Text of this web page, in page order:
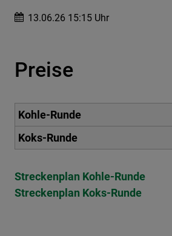
13.06.26 15:15 Uhr
Preise
Kohle-Runde
Koks-Runde
Streckenplan Kohle-Runde
Streckenplan Koks-Runde